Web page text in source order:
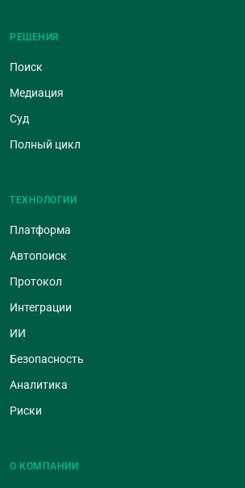
РЕШЕНИЯ
Поиск
Медиация
Суд
Полный цикл
ТЕХНОЛОГИИ
Платформа
Автопоиск
Протокол
Интеграции
ИИ
Безопасность
Аналитика
Риски
О КОМПАНИИ